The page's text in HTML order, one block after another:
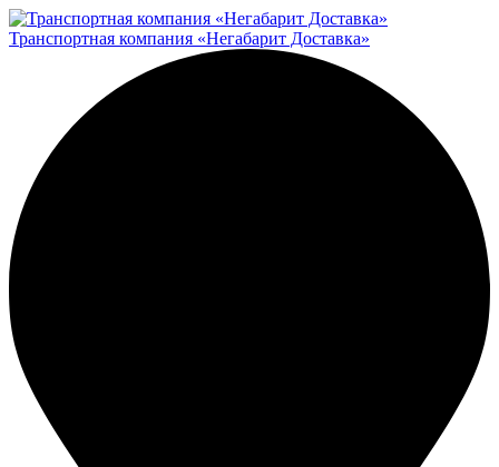
Транспортная компания «Негабарит Доставка»